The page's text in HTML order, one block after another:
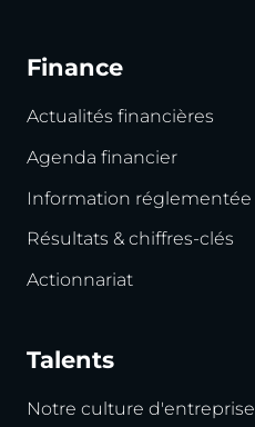
Finance
Actualités financières
Agenda financier
Information réglementée
Résultats & chiffres-clés
Actionnariat
Talents
Notre culture d'entreprise